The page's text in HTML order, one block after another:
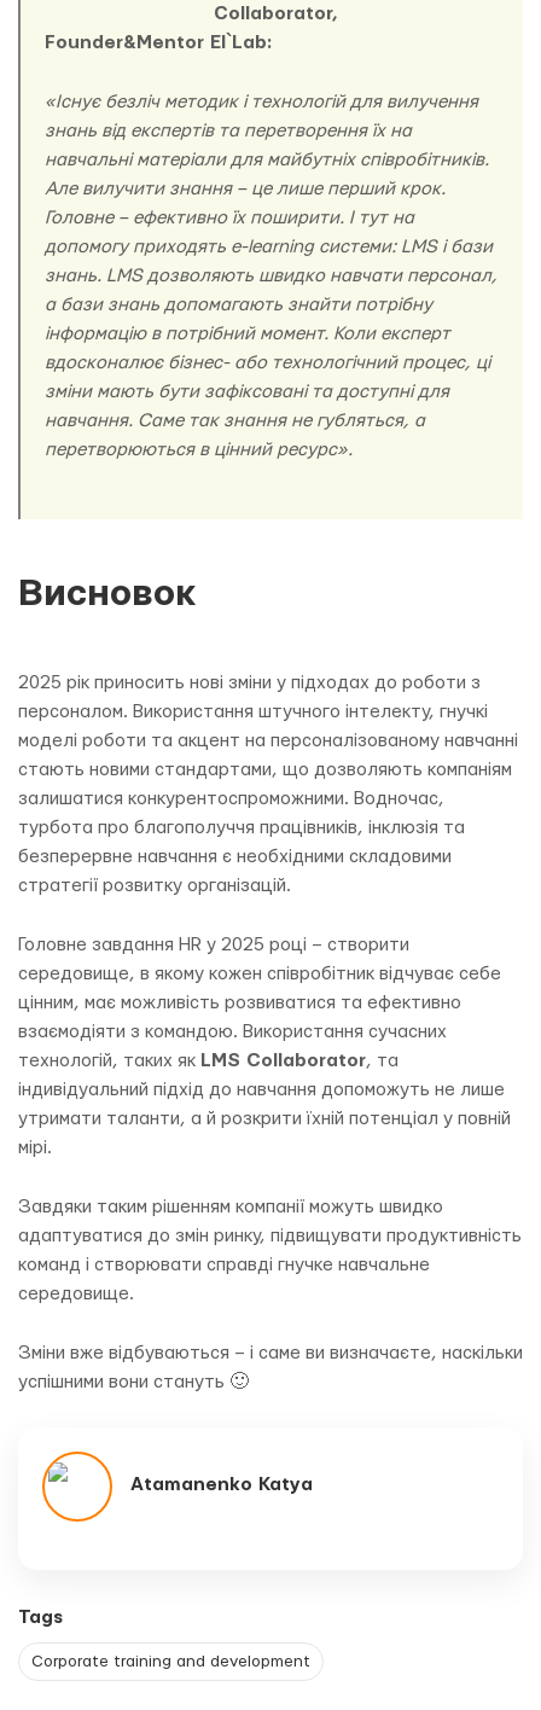
Collaborator,
Founder&Mentor El`Lab:
«Існує безліч методик і технологій для вилучення
знань від експертів та перетворення їх на
навчальні матеріали для майбутніх співробітників.
Але вилучити знання – це лише перший крок.
Головне – ефективно їх поширити. І тут на
допомогу приходять e-learning системи: LMS і бази
знань. LMS дозволяють швидко навчати персонал,
а бази знань допомагають знайти потрібну
інформацію в потрібний момент. Коли експерт
вдосконалює бізнес- або технологічний процес, ці
зміни мають бути зафіксовані та доступні для
навчання. Саме так знання не губляться, а
перетворюються в цінний ресурс».
Висновок
2025 рік приносить нові зміни у підходах до роботи з
персоналом. Використання штучного інтелекту, гнучкі
моделі роботи та акцент на персоналізованому навчанні
стають новими стандартами, що дозволяють компаніям
залишатися конкурентоспроможними. Водночас,
турбота про благополуччя працівників, інклюзія та
безперервне навчання є необхідними складовими
стратегії розвитку організацій.
Головне завдання HR у 2025 році – створити
середовище, в якому кожен співробітник відчуває себе
цінним, має можливість розвиватися та ефективно
взаємодіяти з командою. Використання сучасних
технологій, таких як LMS Collaborator, та
індивідуальний підхід до навчання допоможуть не лише
утримати таланти, а й розкрити їхній потенціал у повній
мірі.
Завдяки таким рішенням компанії можуть швидко
адаптуватися до змін ринку, підвищувати продуктивність
команд і створювати справді гнучке навчальне
середовище.
Зміни вже відбуваються – і саме ви визначаєте, наскільки
успішними вони стануть 🙂
Atamanenko Katya
Tags
Corporate training and development